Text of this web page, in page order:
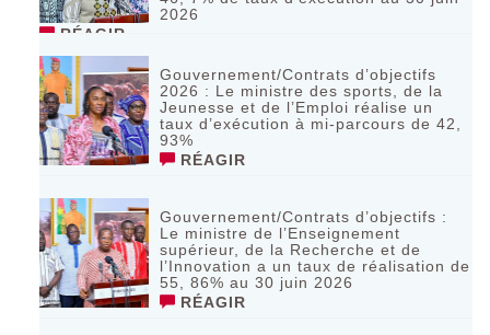
2026
RÉAGIR
Gouvernement/Contrats d’objectifs
2026 : Le ministre des sports, de la
Jeunesse et de l’Emploi réalise un
taux d’exécution à mi-parcours de 42,
93%
RÉAGIR
Gouvernement/Contrats d’objectifs :
Le ministre de l’Enseignement
supérieur, de la Recherche et de
l’Innovation a un taux de réalisation de
55, 86% au 30 juin 2026
RÉAGIR